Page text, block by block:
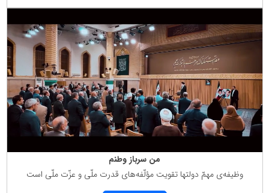
من سرباز وطنم
وظیفه‌ی مهمّ دولتها تقویت مؤلّفه‌های قدرت ملّی و عزّت ملّی است